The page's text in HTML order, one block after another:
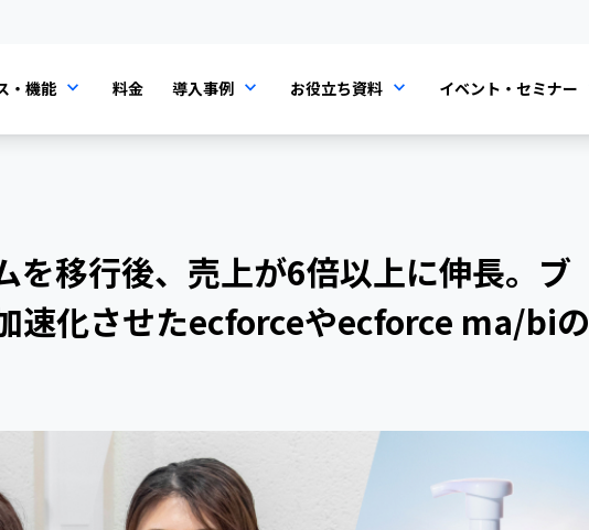
・機能 料金 導入事例 お役立ち資料 イベント・セミナー
を移行後、売上が6倍以上に伸長。ブ
速化させたecforceやecforce ma/biの